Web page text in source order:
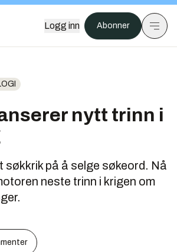
Logg inn Abonner
nytt trinn i
søkkrik på å selge søkeord. Nå
neste trinn i krigen om